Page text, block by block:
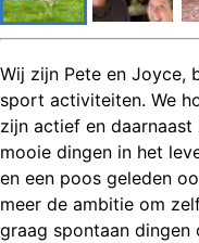
Wij zijn Pete en Joyce,
sport activiteiten. We
zijn actief en daarnaast
mooie dingen in het
en een poos geleden
meer de ambitie om
graag spontaan dingen